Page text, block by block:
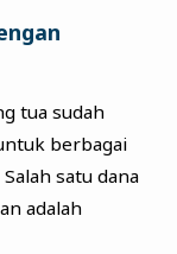
tua sudah
berbagai
satu dana
adalah